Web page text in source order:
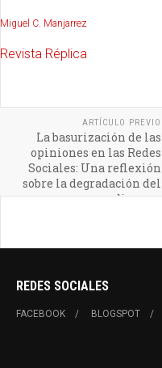
Miguel C. Manjarrez
Revista Réplica
ARTÍCULO PREVIO
La basurización de las
opiniones en las Redes
Sociales: Una reflexión
sobre la degradación del
discurso
REDES SOCIALES
FACEBOOK BLOGSPOT